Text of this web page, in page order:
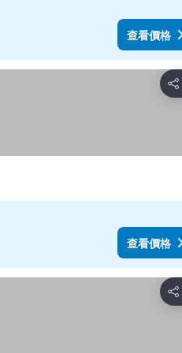
查看價格
分享
查看價格
分享